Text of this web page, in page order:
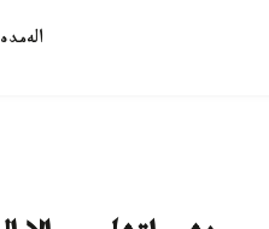
الەمدە